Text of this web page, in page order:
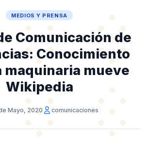
MEDIOS Y PRENSA
Comunicación de
Conocimiento
maquinaria mueve
Wikipedia
Mayo, 2020 comunicaciones